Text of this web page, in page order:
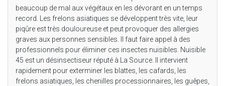
beaucoup de mal aux végétaux en les dévorant en un temps
record. Les frelons asiatiques se développent très vite, leur
piqûre est très douloureuse et peut provoquer des allergies
graves aux personnes sensibles. Il faut faire appel à des
professionnels pour éliminer ces insectes nuisibles. Nuisible
45 est un désinsectiseur réputé à La Source. Il intervient
rapidement pour exterminer les blattes, les cafards, les
frelons asiatiques, les chenilles processionnaires, les guêpes,